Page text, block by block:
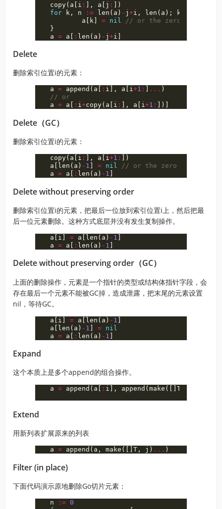
copy( a [ i : ], a [ j : ])
for
k , n := len ( a ) - j +i , len ( a ); k
a [ k ] = nil
// or the zero value of
}
a = a [ : len ( a ) - j +i ]
Delete
删除索引位置i的元素：
a = append ( a : i ], a i+1 : ... )
// or
a = a : i+copy( a i : ], a i+1 : ])]
Delete（GC）
删除索引位置i的元素：
copy( a i : ], a i+1 :
])
a
len ( a ) - 1 = nil
// or the zero value of T
a = a : len ( a ) - 1
Delete without preserving order
删除索引位置i的元素，把最后一位放到索引位置i上，然后把最
后一位元素删除。这种方式底层并没有发生复制操作。
a i = a len ( a ) - 1
a = a : len ( a ) - 1
Delete without preserving order（GC）
上面的删除操作，元素是一个指针的类型或结构体指针字段，会
存在最后一个元素不能被GC掉，造成泄露，把末尾的元素设置
nil，等待GC。
a [ i ] = a [ len ( a ) - 1 ]
a [ len ( a ) - 1 ] = nil
a = a [ : len ( a ) - 1 ]
Expand
这个本质上是多个append的组合操作。
a = append ( a : i ], append ( make ([] T
Extend
用新列表扩展原来的列表
a = append ( a , make ([] T , j ) ... )
Filter (in place)
下面代码演示原地删除Go切片元素：
n := 0